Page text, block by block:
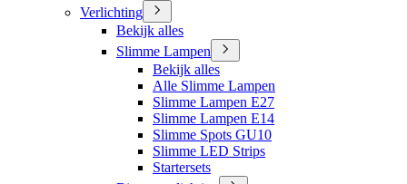
Verlichting
Bekijk alles
Slimme Lampen
Bekijk alles
Alle Slimme Lampen
Slimme Lampen E27
Slimme Lampen E14
Slimme Spots GU10
Slimme LED Strips
Startersets